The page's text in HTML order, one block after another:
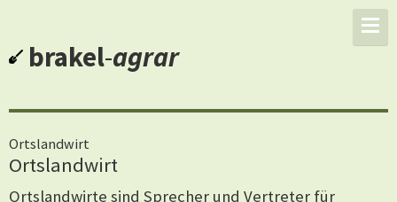
brakel-agrar
Ortslandwirt
Ortslandwirt
Ortslandwirte sind Sprecher und Vertreter für